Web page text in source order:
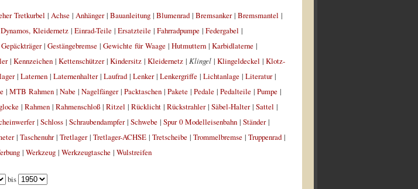
Tretkurbel | Achse| Anhänger| Bauanleitung| Blumenrad| Bremsanker| Bremsmantel |
Dynamos, Kleidernetz| Einrad-Teile| Ersatzteile| Fahrradpumpe| Federgabel |
Gepäckträger| Gestängebremse| Gewichte für Waage| Hutmuttern| Karbidlaterne|
| Kennzeichen| Kettenschützer| Kindersitz| Kleidernetz| Klingel| Klingeldeckel | Klotz-
| Laternen| Laternenhalter| Laufrad| Lenker| Lenkergriffe| Lichtanlage| Literatur|
| MTB Rahmen| Nabe| Nagelfänger| Packtaschen| Pakete| Pedale| Pedalteile| Pumpe|
| Rahmen| Rahmenschloß| Ritzel | Rücklicht| Rückstrahler| Säbel-Halter| Sattel |
| Schloss| Schraubendampfer| Schwebe| Spur 0 Modelleisenbahn| Ständer|
| Taschenuhr| Tretlager| Tretlager-ACHSE| Tretscheibe| Trommelbremse| Truppenrad|
| Werkzeug| Werkzeugtasche| Wulstreifen
bis